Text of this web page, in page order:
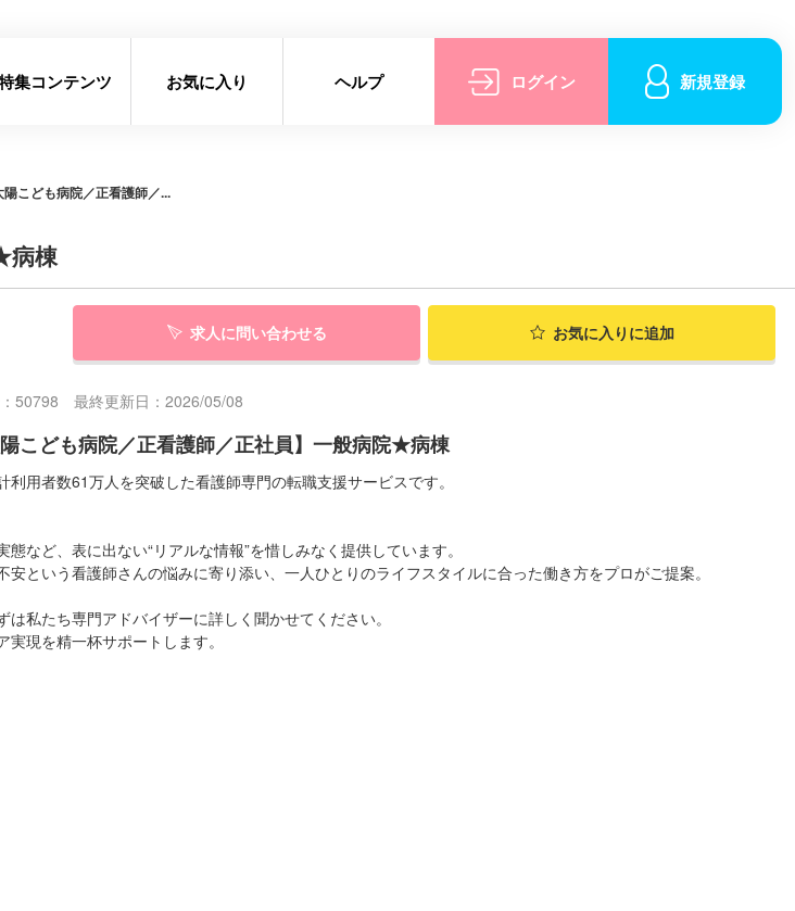
集コンテンツ お気に入り ヘルプ ログイン 新規登録
こども病院／正看護師／...
病棟
求人に問い合わせる お気に入りに追加
50798 最終更新日：2026/05/08
こども病院／正看護師／正社員】一般病院★病棟
利用者数61万人を突破した看護師専門の転職支援サービスです。
など、表に出ない“リアルな情報”を惜しみなく提供しています。
安という看護師さんの悩みに寄り添い、一人ひとりのライフスタイルに合った働き方をプロがご提案。
は私たち専門アドバイザーに詳しく聞かせてください。
現を精一杯サポートします。